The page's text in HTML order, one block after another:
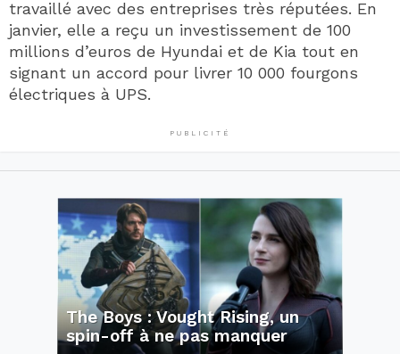
travaillé avec des entreprises très réputées. En
janvier, elle a reçu un investissement de 100
millions d’euros de Hyundai et de Kia tout en
signant un accord pour livrer 10 000 fourgons
électriques à UPS.
PUBLICITÉ
The Boys : Vought Rising, un
spin-off à ne pas manquer